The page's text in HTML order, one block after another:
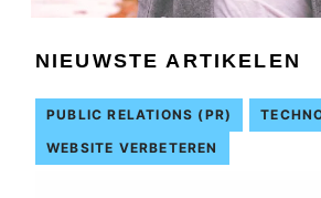
NIEUWSTE ARTIKELEN
PUBLIC RELATIONS (PR)
WEBSITE VERBETEREN